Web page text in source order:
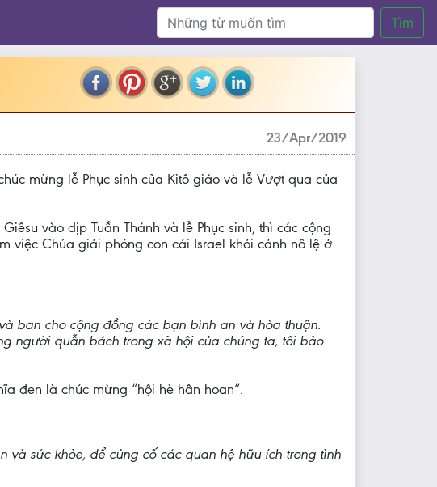
Tìm
23/Apr/2019
mừng lễ Phục sinh của Kitô giáo và lễ Vượt qua của
vào dịp Tuần Thánh và lễ Phục sinh, thì các cộng
việc Chúa giải phóng con cái Israel khỏi cảnh nô lệ ở
ban cho cộng đồng các bạn bình an và hòa thuận.
người quẫn bách trong xã hội của chúng ta, tôi bảo
đen là chúc mừng “hội hè hân hoan”.
và sức khỏe, để củng cố các quan hệ hữu ích trong tình